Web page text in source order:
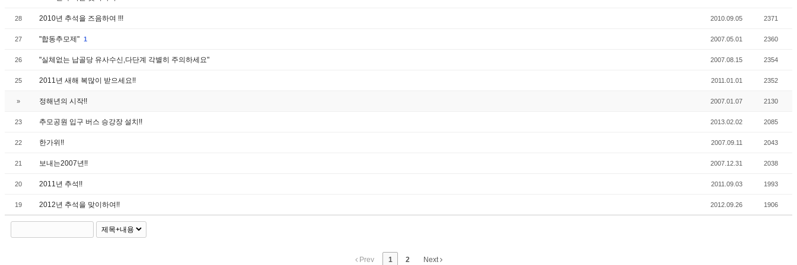
28 2010년 추석을 즈음하여 !!! 2010.09.05 2371
27 "합동추모제" 1 2007.05.01 2360
26 "실체없는 납골당 유사수신,다단계 각별히 주의하세요" 2007.08.15 2354
25 2011년 새해 복많이 받으세요!! 2011.01.01 2352
» 정해년의 시작!! 2007.01.07 2130
23 추모공원 입구 버스 승강장 설치!! 2013.02.02 2085
22 한가위!! 2007.09.11 2043
21 보내는2007년!! 2007.12.31 2038
20 2011년 추석!! 2011.09.03 1993
19 2012년 추석을 맞이하여!! 2012.09.26 1906
Prev 1 2 Next